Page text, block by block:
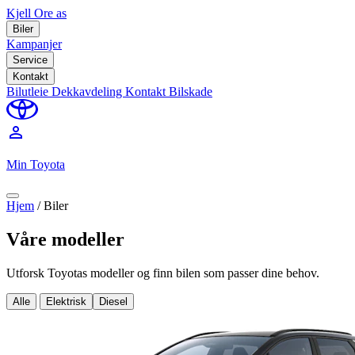
Kjell Ore as
Biler
Kampanjer
Service
Kontakt
Bilutleie Dekkavdeling Kontakt Bilskade
perm_identity
Min Toyota
Hjem /Biler
Våre modeller
Utforsk Toyotas modeller og finn bilen som passer dine behov.
Alle Elektrisk Diesel